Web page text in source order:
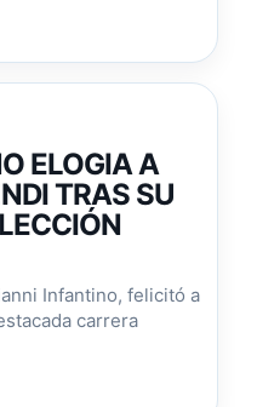
ELOGIA A
TRAS SU
Infantino, felicitó a
carrera